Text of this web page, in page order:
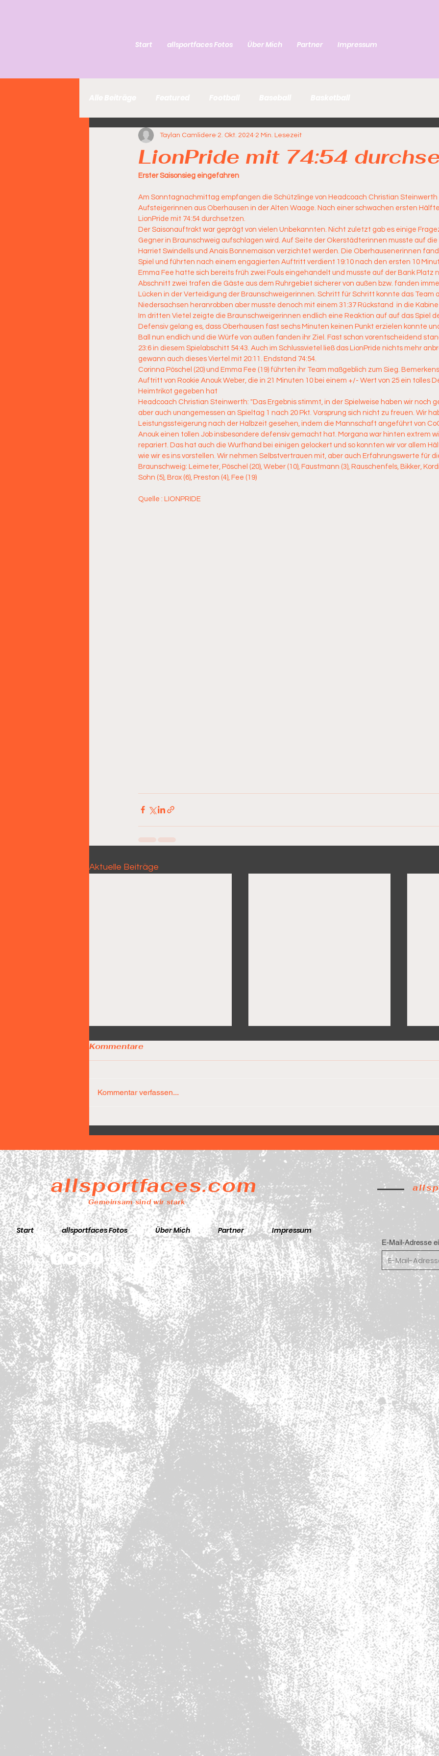
Start allsportfaces Fotos Über Mich Partner Impressum
LionPride mit 74:54
Taylan Camlidere 2. Okt. 2024 2 Min. Lesezeit
Erster Saisonsieg eingefahren
Am Sonntagnachmittag empfangen die Schützlinge von Headcoach Christian Steinwerth
Aufsteigerinnen aus Oberhausen in der Alten Waage. Nach einer schwachen ersten
LionPride mit 74:54 durchsetzen.
Der Saisonauftrakt war geprägt von vielen Unbekannten. Nicht zuletzt gab es einige
Gegner in Braunschweig aufschlagen wird. Auf Seite der Okerstädterinnen musste auf die
Harriet Swindells und Anais Bonnemaison verzichtet werden. Die Oberhausenerinnen
Spiel und führten nach einem engagierten Auftritt verdient 19:10 nach den ersten 10
Emma Fee hatte sich bereits früh zwei Fouls eingehandelt und musste auf der Bank Platz
Abschnitt zwei trafen die Gäste aus dem Ruhrgebiet sicherer von außen bzw. fanden
Lücken in der Verteidigung der Braunschweigerinnen. Schritt für Schritt konnte das Team
Niedersachsen heranrobben aber musste denoch mit einem 31:37 Rückstand  in die
Im dritten Vietel zeigte die Braunschweigerinnen endlich eine Reaktion auf auf das Spiel
Defensiv gelang es, dass Oberhausen fast sechs Minuten keinen Punkt erzielen konnte
Ball nun endlich und die Würfe von außen fanden ihr Ziel. Fast schon vorentscheidend
23:6 in diesem Spielabschitt 54:43. Auch im Schlussvietel ließ das LionPride nichts mehr
gewann auch dieses Viertel mit 20:11. Endstand 74:54.
Corinna Pöschel (20) und Emma Fee (19) führten ihr Team maßgeblich zum Sieg.
Auftritt von Rookie Anouk Weber, die in 21 Minuten 10 bei einem +/- Wert von 25 ein tolles
Heimtrikot gegeben hat
Headcoach Christian Steinwerth: "Das Ergebnis stimmt, in der Spielweise haben wir noch
aber auch unangemessen an Spieltag 1 nach 20 Pkt. Vorsprung sich nicht zu freuen. Wir
Leistungssteigerung nach der Halbzeit gesehen, indem die Mannschaft angeführt von
Anouk einen tollen Job insbesondere defensiv gemacht hat. Morgana war hinten extrem
repariert. Das hat auch die Wurfhand bei einigen gelockert und so konnten wir vor allem
wie wir es ins vorstellen. Wir nehmen Selbstvertrauen mit, aber auch Erfahrungswerte für
Braunschweig: Leimeter, Pöschel (20), Weber (10), Faustmann (3), Rauschenfels, Bikker,
Sohn (5), Brox (6), Preston (4), Fee (19)
Quelle : LIONPRIDE
Aktuelle Beiträge
Díaz-Team führt nach 25
Minuten bereits mit 31
Kommentare
Kommentar verfassen...
allsportfaces.com
Gemeinsam sind wir stark
Start allsportfaces Fotos Über Mich Partner Impressum
E-Mail-Adresse